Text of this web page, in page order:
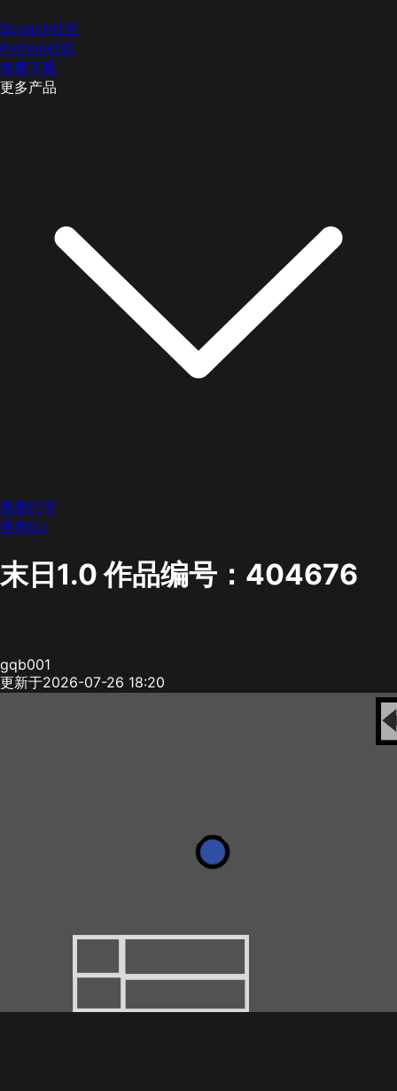
Scratch社区
Python社区
免费下载
更多产品
墨墨打字
墨墨OJ
末日1.0作品编号：404676
gqb001
更新于2026-07-26 18:20